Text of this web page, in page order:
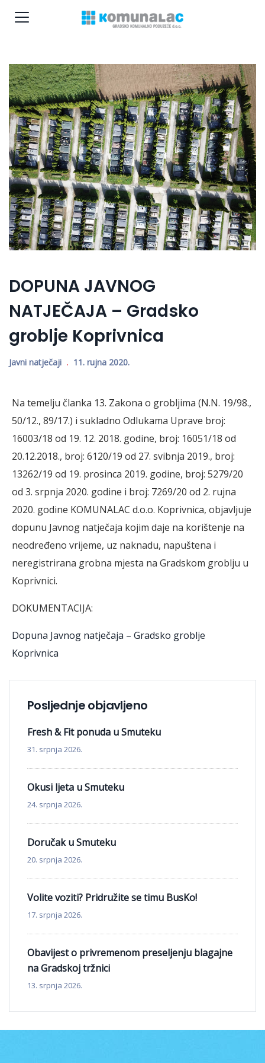
DOPUNA JAVNOG
NATJEČAJA – Gradsko
groblje Koprivnica
Javni natječaji 11. rujna 2020.
Na temelju članka 13. Zakona o grobljima (N.N. 19/98.,
50/12., 89/17.) i sukladno Odlukama Uprave broj:
16003/18 od 19. 12. 2018. godine, broj: 16051/18 od
20.12.2018., broj: 6120/19 od 27. svibnja 2019., broj:
13262/19 od 19. prosinca 2019. godine, broj: 5279/20
od 3. srpnja 2020. godine i broj: 7269/20 od 2. rujna
2020. godine KOMUNALAC d.o.o. Koprivnica, objavljuje
dopunu Javnog natječaja kojim daje na korištenje na
neodređeno vrijeme, uz naknadu, napuštena i
neregistrirana grobna mjesta na Gradskom groblju u
Koprivnici.
DOKUMENTACIJA:
Dopuna Javnog natječaja – Gradsko groblje
Koprivnica
Posljednje objavljeno
Fresh & Fit ponuda u Smuteku
31. srpnja 2026.
Okusi ljeta u Smuteku
24. srpnja 2026.
Doručak u Smuteku
20. srpnja 2026.
Volite voziti? Pridružite se timu BusKo!
17. srpnja 2026.
Obavijest o privremenom preseljenju blagajne
na Gradskoj tržnici
13. srpnja 2026.